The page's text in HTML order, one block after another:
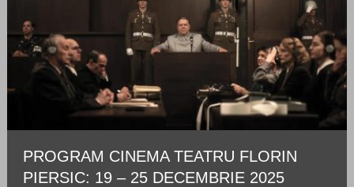
PROGRAM CINEMA TEATRU FLORIN
PIERSIC: 19 – 25 DECEMBRIE 2025